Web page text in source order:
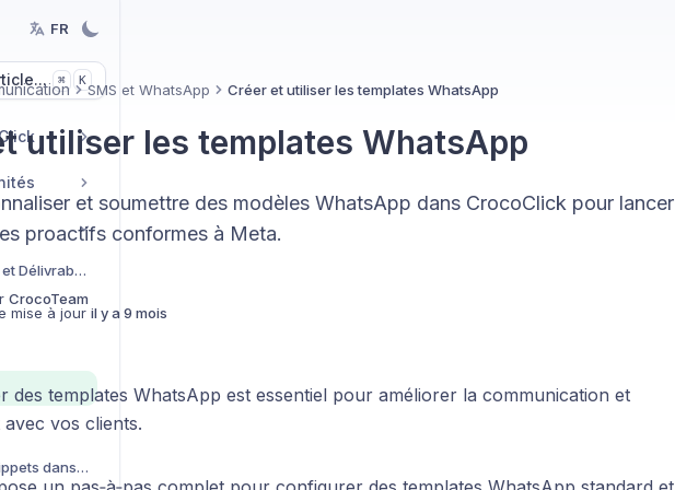
FR
⌘ K
Configuration mail et Délivrabilité
Créer et utiliser des snippets dans vos conversations
SMS et WhatsApp Créer et utiliser les templates WhatsApp
utiliser les templates WhatsApp
et soumettre des modèles WhatsApp dans CrocoClick pour lancer
proactifs conformes à Meta.
CrocoTeam
mise à jour il y a 9 mois
des templates WhatsApp est essentiel pour améliorer la communication et
avec vos clients.